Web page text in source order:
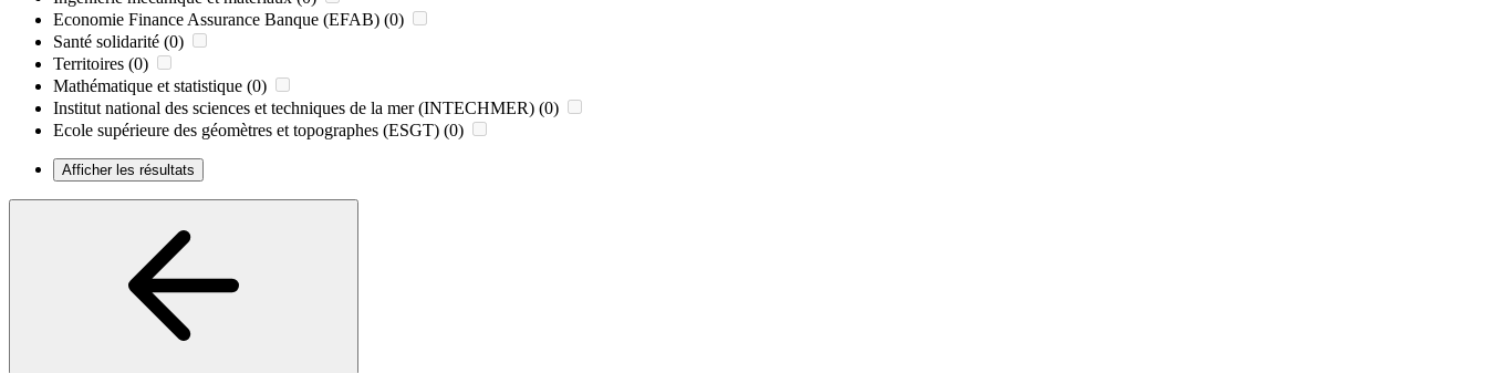
Economie Finance Assurance Banque (EFAB) (0)
Santé solidarité (0)
Territoires (0)
Mathématique et statistique (0)
Institut national des sciences et techniques de la mer (INTECHMER) (0)
Ecole supérieure des géomètres et topographes (ESGT) (0)
Afficher les résultats